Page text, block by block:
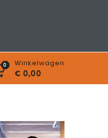
0 Winkelwagen
€ 0,00